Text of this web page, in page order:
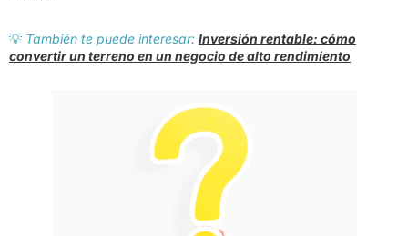
💡 También te puede interesar: Inversión rentable: cómo
convertir un terreno en un negocio de alto rendimiento